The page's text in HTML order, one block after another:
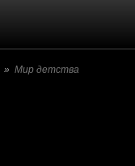
» Мир детства